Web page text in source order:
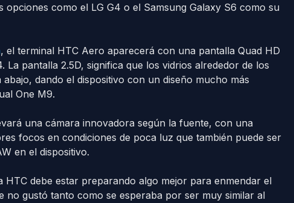
como el LG G4 o el Samsung Galaxy S6 como su
, el terminal HTC Aero aparecerá con una pantalla Quad HD
pantalla 2.5D, significa que los vidrios alrededor de los
dando el dispositivo con un diseño mucho más
One M9.
una cámara innovadora según la fuente, con una
focos en condiciones de poca luz que también puede ser
en el dispositivo.
HTC debe estar preparando algo mejor para enmendar el
no gustó tanto como se esperaba por ser muy similar al